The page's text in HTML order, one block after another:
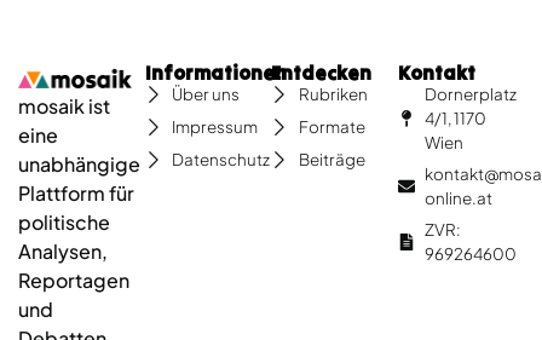
mosaik ist
eine
unabhängige
Plattform für
politische
Analysen,
Reportagen
und
Informationen
Über uns
Impressum
Datenschutz
Entdecken
Rubriken
Formate
Beiträge
Kontakt
Dornerplatz
4/1, 1170
Wien
online.at
ZVR:
969264600